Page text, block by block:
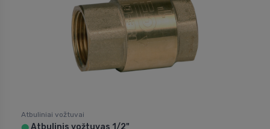
Atbuliniai vožtuvai